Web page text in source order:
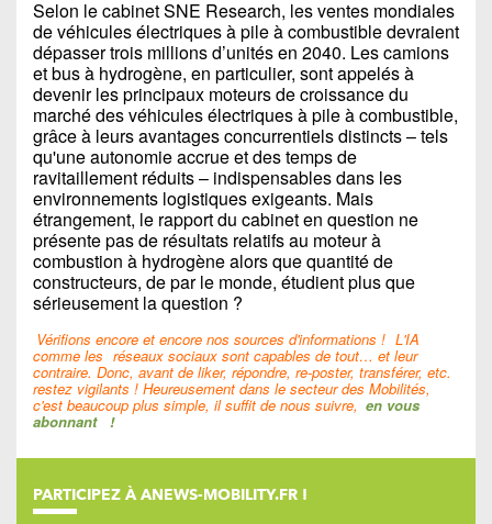
Selon le cabinet SNE Research, les ventes mondiales
de véhicules électriques à pile à combustible devraient
dépasser trois millions d’unités en 2040. Les camions
et bus à hydrogène, en particulier, sont appelés à
devenir les principaux moteurs de croissance du
marché des véhicules électriques à pile à combustible,
grâce à leurs avantages concurrentiels distincts – tels
qu'une autonomie accrue et des temps de
ravitaillement réduits – indispensables dans les
environnements logistiques exigeants. Mais
étrangement, le rapport du cabinet en question ne
présente pas de résultats relatifs au moteur à
combustion à hydrogène alors que quantité de
constructeurs, de par le monde, étudient plus que
sérieusement la question ?
Vérifions encore et encore nos sources d'informations ! L'IA
comme les réseaux sociaux sont capables de tout… et leur
contraire. Donc, avant de liker, répondre, re-poster, transférer, etc.
restez vigilants ! Heureusement dans le secteur des Mobilités,
c'est beaucoup plus simple, il suffit de nous suivre, en vous
abonnant !
PARTICIPEZ À ANEWS-MOBILITY.FR !